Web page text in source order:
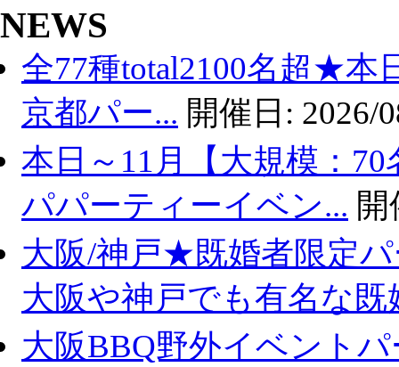
NEWS
全77種total2100名超★本
京都パー... 開催日: 2026/
本日～11月【大規模：
パパーティーイベン...
大阪/神戸★既婚者限定
大阪や神戸でも有名な既
大阪BBQ野外イベント